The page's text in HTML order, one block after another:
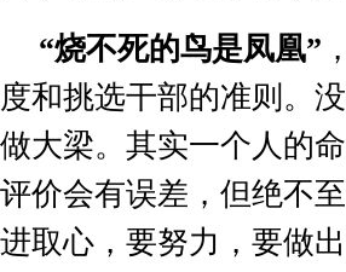
“烧不死的鸟是凤凰”
度和挑选干部的准则。
做大梁。其实一个人的
评价会有误差，但绝不
进取心，要努力，要做